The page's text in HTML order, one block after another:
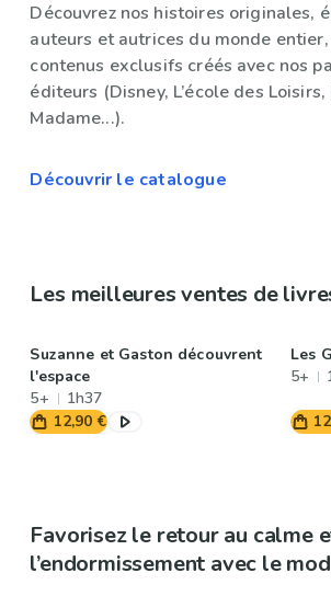
Découvrez nos histoires originales,
auteurs et autrices du monde
contenus exclusifs créés avec nos
éditeurs (Disney, L’école des
Madame...).
Découvrir le catalogue
Les meilleures ventes de
Suzanne et Gaston découvrent
l'espace
5+
1h37
12,90 €
Les
5+
Favorisez le retour au calme
l’endormissement avec le